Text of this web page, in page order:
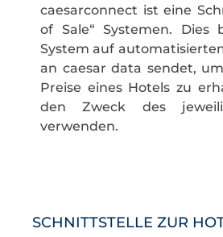
caesarconnect ist eine
of Sale“ Systemen. Dies
System auf
an caesar data sendet,
Preise eines Hotels zu
den Zweck des
verwenden.
SCHNITTSTELLE ZUR